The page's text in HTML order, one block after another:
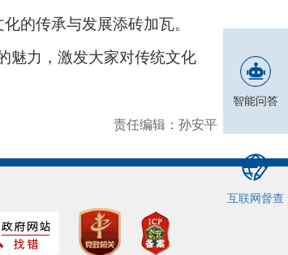
智能问答
互联网督查
的传承与发展添砖加瓦。
力，激发大家对传统文化
责任编辑：孙安平